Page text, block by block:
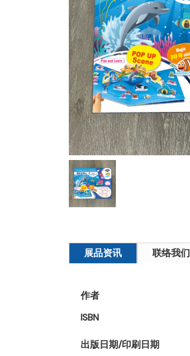
展品资讯 联络我们
作者
ISBN
出版日期/印刷日期